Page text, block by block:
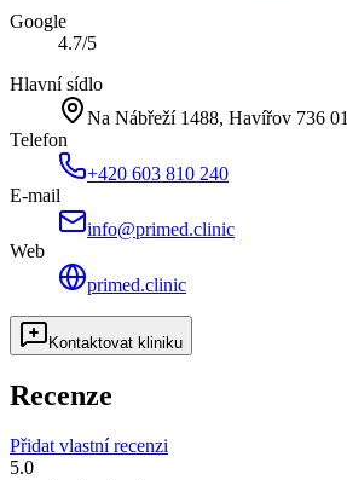
Google
4.7/5
Hlavní sídlo
Na Nábřeží 1488, Havířov 736 01
Telefon
+420 603 810 240
E-mail
info@primed.clinic
Web
primed.clinic
Kontaktovat kliniku
Recenze
Přidat vlastní recenzi
5.0